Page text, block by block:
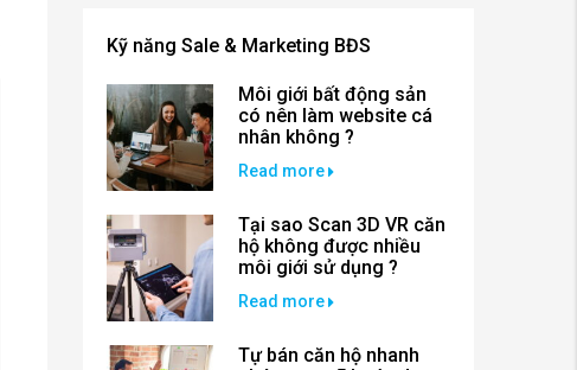
Kỹ năng Sale & Marketing BĐS
Môi giới bất động sản
có nên làm website cá
nhân không ?
Read more
Tại sao Scan 3D VR căn
hộ không được nhiều
môi giới sử dụng ?
Read more
Tự bán căn hộ nhanh